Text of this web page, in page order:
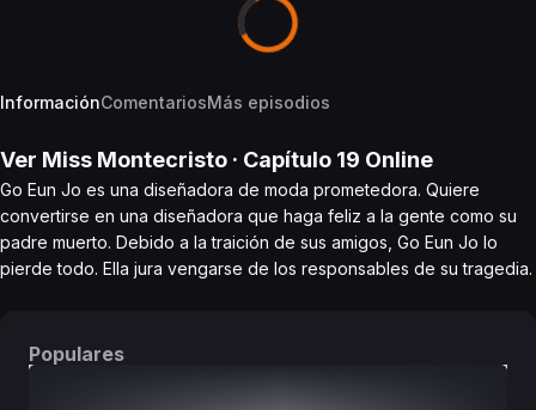
InformaciónComentariosMás episodios
Ver Miss Montecristo · Capítulo 19 Online
Go Eun Jo es una diseñadora de moda prometedora. Quiere
convertirse en una diseñadora que haga feliz a la gente como su
padre muerto. Debido a la traición de sus amigos, Go Eun Jo lo
pierde todo. Ella jura vengarse de los responsables de su tragedia.
Populares